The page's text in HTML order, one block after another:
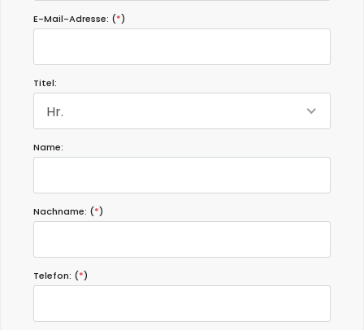
E-Mail-Adresse: (*)
Titel:
Hr.
Name:
Nachname: (*)
Telefon: (*)